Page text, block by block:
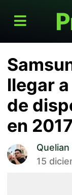
llegar
de
en 2017
Quelian
15